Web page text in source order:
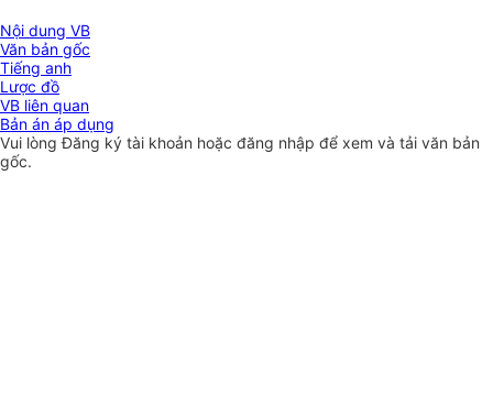
Nội dung VB
Văn bản gốc
Tiếng anh
Lược đồ
VB liên quan
Bản án áp dụng
Vui lòngĐăng ký tài khoản hoặc đăng nhập để xem và tải văn bản
gốc.